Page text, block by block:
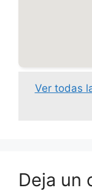
Ver todas
Deja un